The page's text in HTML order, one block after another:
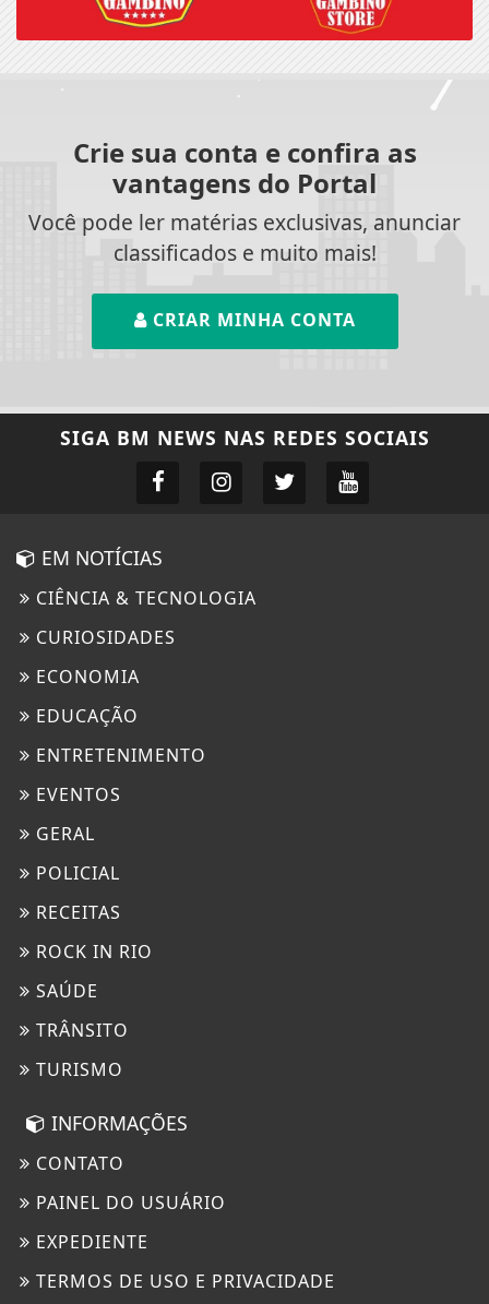
Crie sua conta e confira as
vantagens do Portal
Você pode ler matérias exclusivas, anunciar
classificados e muito mais!
CRIAR MINHA CONTA
SIGA BM NEWS NAS REDES SOCIAIS
EM NOTÍCIAS
CIÊNCIA & TECNOLOGIA
CURIOSIDADES
ECONOMIA
EDUCAÇÃO
ENTRETENIMENTO
EVENTOS
GERAL
POLICIAL
RECEITAS
ROCK IN RIO
SAÚDE
TRÂNSITO
TURISMO
INFORMAÇÕES
CONTATO
PAINEL DO USUÁRIO
EXPEDIENTE
TERMOS DE USO E PRIVACIDADE